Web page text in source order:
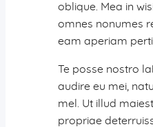
Jetzt spenden!
oblique. Mea in
omnes nonumes
eam aperiam
Te posse nostro
audire eu mei,
mel. Ut illud
propriae